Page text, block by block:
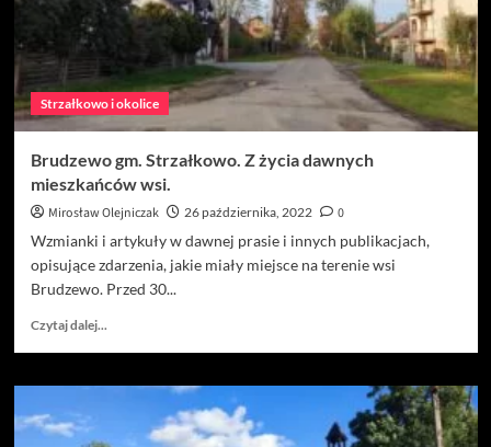
Strzałkowo i okolice
Brudzewo gm. Strzałkowo. Z życia dawnych
mieszkańców wsi.
Mirosław Olejniczak 26 października, 2022
0
Wzmianki i artykuły w dawnej prasie i innych publikacjach,
opisujące zdarzenia, jakie miały miejsce na terenie wsi
Brudzewo. Przed 30...
Czytaj dalej...
o